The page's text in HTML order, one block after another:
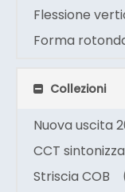
Flessione
Forma
Collezioni
Nuova uscita
CCT
Striscia COB